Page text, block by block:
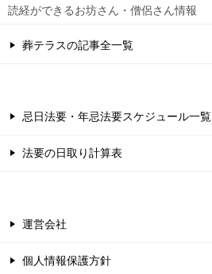
読経ができるお坊さん・僧侶さん情報
葬テラスの記事全一覧
忌日法要・年忌法要スケジュール一覧
法要の日取り計算表
運営会社
個人情報保護方針